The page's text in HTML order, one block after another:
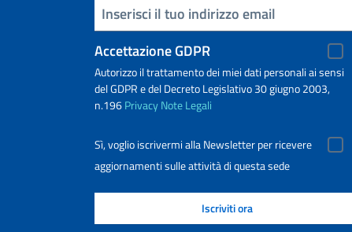
Inserisci la tua email
Accettazione GDPR
Autorizzo il trattamento dei miei dati personali ai sensi
del GDPR e del Decreto Legislativo 30 giugno 2003,
n.196PrivacyNote Legali
Sì, voglio iscrivermi alla Newsletter per ricevere
aggiornamenti sulle attività di questa sede